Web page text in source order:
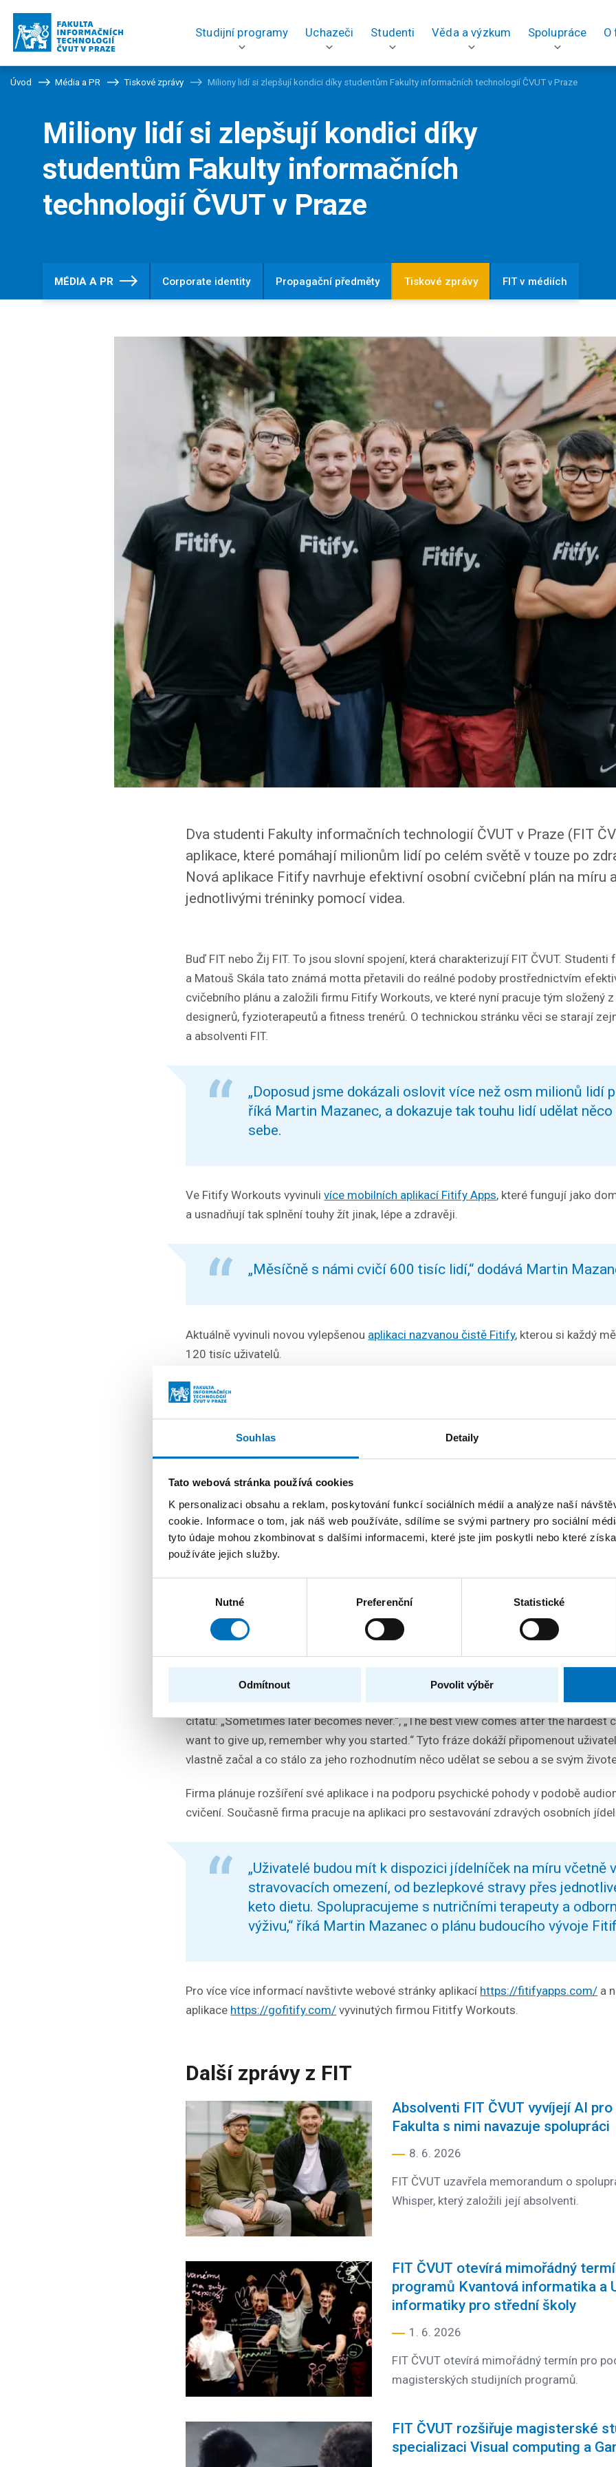
Souhlas Detaily
Tato webová stránka používá cookies
K personalizaci obsahu a reklam, poskytování funkcí sociálních médií a analýze naší
cookie. Informace o tom, jak náš web používáte, sdílíme se svými partnery pro sociální
tyto údaje mohou zkombinovat s dalšími informacemi, které jste jim poskytli nebo které
používáte jejich služby.
Nutné Preferenční Statistické
Odmítnout Povolit výběr
Studijní programy Uchazeči Studenti Věda a výzkum Spolupráce O
Úvod Média a PR Tiskové zprávy Miliony lidí si zlepšují kondici díky studentům Fakulty informačních technologií ČVUT v Praze
Miliony lidí si zlepšují kondici díky
studentům Fakulty informačních
technologií ČVUT v Praze
MÉDIA A PR Corporate identity Propagační předměty Tiskové zprávy FIT v médiích
Dva studenti Fakulty informačních technologií ČVUT v Praze (FIT
aplikace, které pomáhají milionům lidí po celém světě v touze po
Nová aplikace Fitify navrhuje efektivní osobní cvičební plán na míru
jednotlivými tréninky pomocí videa.
Buď FIT nebo Žij FIT. To jsou slovní spojení, která charakterizují FIT ČVUT.
a Matouš Skála tato známá motta přetavili do reálné podoby prostřednictvím
cvičebního plánu a založili firmu Fitify Workouts, ve které nyní pracuje tým složený
designerů, fyzioterapeutů a fitness trenérů. O technickou stránku věci se starají
a absolventi FIT.
„Doposud jsme dokázali oslovit více než osm milionů lidí
říká Martin Mazanec, a dokazuje tak touhu lidí udělat něco
sebe.
Ve Fitify Workouts vyvinulivíce mobilních aplikací Fitify Apps, které fungují jako
a usnadňují tak splnění touhy žít jinak, lépe a zdravěji.
„Měsíčně s námi cvičí 600 tisíc lidí,“ dodává Martin
Aktuálně vyvinuli novou vylepšenou aplikaci nazvanou čistě Fitify, kterou si každý
120 tisíc uživatelů.
jsme sestavili 18 milionů workoutů (cvičení s vlastní vahou
Mazanec.
Uživatelé si díky nové aplikaci Fitify sami mohou říct, na čem chtějí zapracovat –
z 25 workoutů cílených na jednotlivé části těla či specifický typ tréninku, jako je
automasáž. Workouty s aplikací Fitify nevyžadují žádné speciální pomůcky a dají se
Nová aplikace nedávno zaznamenala úspěch v soutěži tuzemských mobilních
jiné díky originálnímu využití push notifikací, které uživatele opětovně motivují ke
citátů: „Sometimes later becomes never.“, „The best view comes after the hardest
want to give up, remember why you started.“ Tyto fráze dokáží připomenout
vlastně začal a co stálo za jeho rozhodnutím něco udělat se sebou a se svým
Firma plánuje rozšíření své aplikace i na podporu psychické pohody v podobě
cvičení. Současně firma pracuje na aplikaci pro sestavování zdravých osobních
„Uživatelé budou mít k dispozici jídelníček na míru včetně
stravovacích omezení, od bezlepkové stravy přes
keto dietu. Spolupracujeme s nutričními terapeuty a
výživu,“ říká Martin Mazanec o plánu budoucího vývoje
Pro více více informací navštivte webové stránky aplikací https://fitifyapps.com/ a
aplikace https://gofitify.com/ vyvinutých firmou Fititfy Workouts.
Další zprávy z FIT
Absolventi FIT ČVUT vyvíjejí AI
Fakulta s nimi navazuje spolupráci
8. 6. 2026
FIT ČVUT uzavřela memorandum o
Whisper, který založili její absolventi.
FIT ČVUT otevírá mimořádný
programů Kvantová informatika a
informatiky pro střední školy
1. 6. 2026
FIT ČVUT otevírá mimořádný termín pro
magisterských studijních programů.
FIT ČVUT rozšiřuje magisterské
specializaci Visual computing a